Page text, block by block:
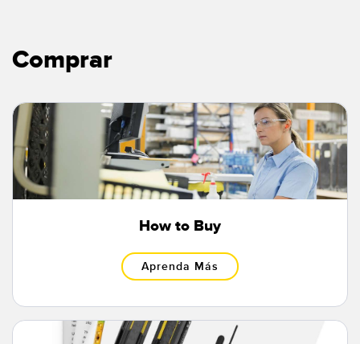
Comprar
How to Buy
Aprenda Más